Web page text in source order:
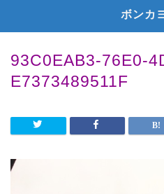
ボンカ
93C0EAB3-76E0-
E7373489511F